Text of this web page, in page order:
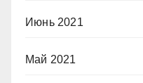
Июнь 2021
Май 2021